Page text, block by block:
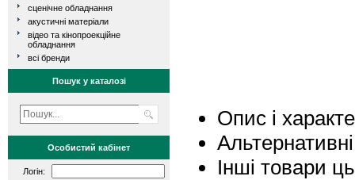
сценічне обладнання
акустичні матеріали
відео та кінопроекційне
обладнання
всі бренди
Пошук у каталозі
Особистий кабінет
Логін:
Опис і
Інші товари